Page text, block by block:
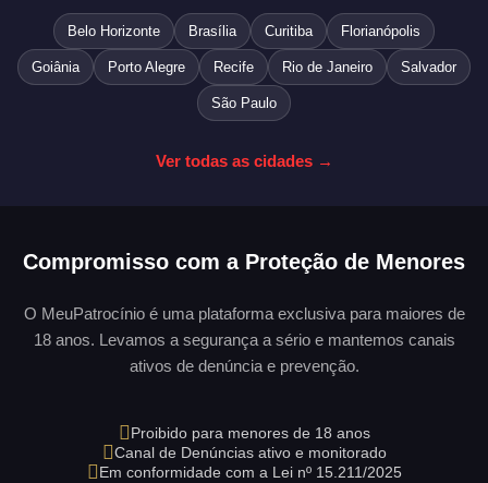
Belo Horizonte Brasília Curitiba Florianópolis
Goiânia Porto Alegre Recife Rio de Janeiro Salvador
São Paulo
Ver todas as cidades →
Compromisso com a Proteção de Menores
O MeuPatrocínio é uma plataforma exclusiva para maiores de
18 anos. Levamos a segurança a sério e mantemos canais
ativos de denúncia e prevenção.
Proibido para menores de 18 anos
Canal de Denúncias ativo e monitorado
Em conformidade com a Lei nº 15.211/2025